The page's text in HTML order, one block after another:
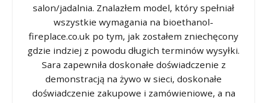
salon/jadalnia. Znalazłem model, który spełniał
wszystkie wymagania na bioethanol-
fireplace.co.uk po tym, jak zostałem zniechęcony
gdzie indziej z powodu długich terminów wysyłki.
Sara zapewniła doskonałe doświadczenie z
demonstracją na żywo w sieci, doskonałe
doświadczenie zakupowe i zamówieniowe, a na